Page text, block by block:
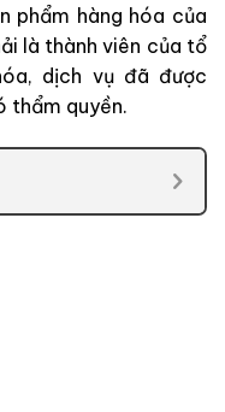
phẩm hàng hóa của
là thành viên của tổ
dịch vụ đã được
thẩm quyền.